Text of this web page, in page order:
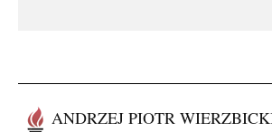
ANDRZEJ PIOTR